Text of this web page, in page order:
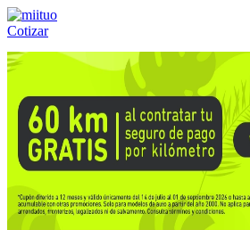
Cotizar
Llámanos al:(55) 84-21-05-00 ó